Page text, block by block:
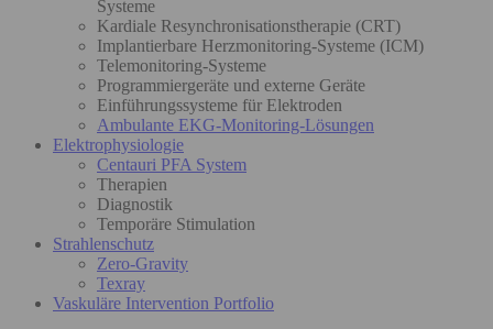
Systeme
Kardiale Resynchronisationstherapie (CRT)
Implantierbare Herzmonitoring-Systeme (ICM)
Telemonitoring-Systeme
Programmiergeräte und externe Geräte
Einführungssysteme für Elektroden
Ambulante EKG-Monitoring-Lösungen
Elektrophysiologie
Centauri PFA System
Therapien
Diagnostik
Temporäre Stimulation
Strahlenschutz
Zero-Gravity
Texray
Vaskuläre Intervention Portfolio